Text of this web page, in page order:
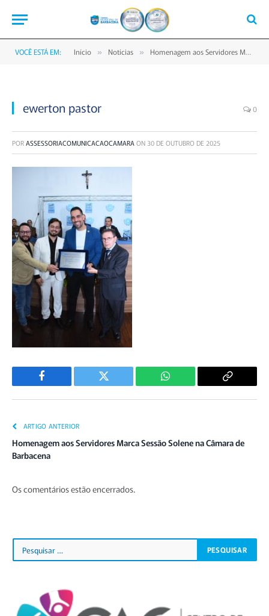
VOCÊ ESTÁ EM: Início » Notícias » Homenagem aos Servidores Marca Sessão Solene na Câmara de Barbacena
ewerton pastor 0
PORASSESSORIACOMUNICACAOCAMARAON 30 DE OUTUBRO DE 2025
Facebook Twitter WhatsApp
Copiar
ARTIGO ANTERIOR
Homenagem aos Servidores Marca Sessão Solene na Câmara de
Barbacena
Os comentários estão encerrados.